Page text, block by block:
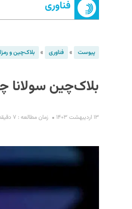
فناوری
پیوست » فناوری » بلاک‌چین و
بلاک‌چین
۱۳ اردیبهشت ۱۴۰۳ زمان مطالعه : ۷ دقیقه